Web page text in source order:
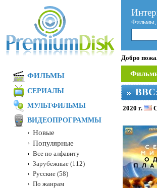
Фильмы,
Добро
2020 г.
ФИЛЬМЫ
СЕРИАЛЫ
МУЛЬТФИЛЬМЫ
ВИДЕОПРОГРАММЫ
Новые
Популярные
Все по алфавиту
Зарубежные (112)
Русские (58)
По жанрам